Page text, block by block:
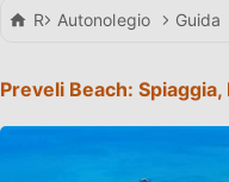
Rental Center Crete
Autonolegio Guida
Preveli Beach: